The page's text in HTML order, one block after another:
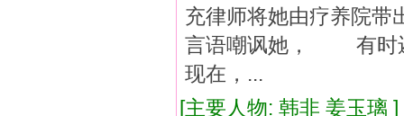
充律师将她由疗养院
言语嘲讽她， 有时
现在，...
[主要人物: 韩非 姜玉